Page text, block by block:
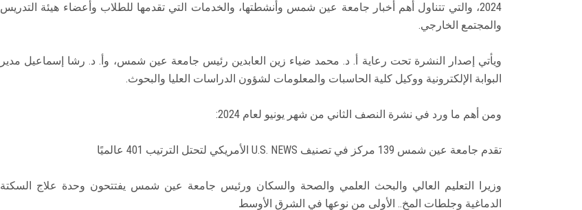
2024، والتي تتناول أهم أخبار جامعة عين شمس وأنشطتها، والخدمات التي تقدمها للطلاب وأعضاء هيئة التدريس
والمجتمع الخارجي.
ويأتي إصدار النشرة تحت رعاية أ. د. محمد ضياء زين العابدين رئيس جامعة عين شمس، وأ. د. رشا إسماعيل مدير
البوابة الإلكترونية ووكيل كلية الحاسبات والمعلومات لشؤون الدراسات العليا والبحوث.
ومن أهم ما ورد في نشرة النصف الثاني من شهر يونيو لعام 2024:
تقدم جامعة عين شمس 139 مركز في تصنيف U.S. NEWS الأمريكي لتحتل الترتيب 401 عالميًا
وزيرا التعليم العالي والبحث العلمي والصحة والسكان ورئيس جامعة عين شمس يفتتحون وحدة علاج السكتة
الدماغية وجلطات المخ.. الأولى من نوعها في الشرق الأوسط